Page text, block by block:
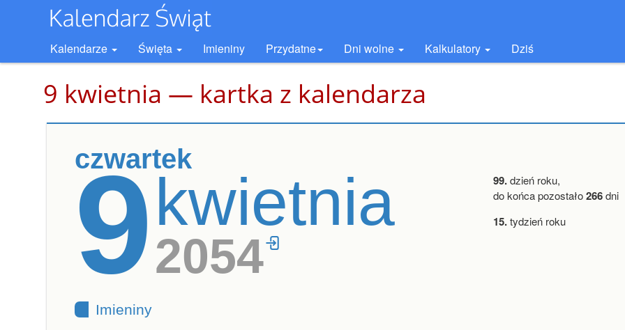
Kalendarze Święta Imieniny Przydatne Dni wolne Kalkulatory Dziś
9 kwietnia — kartka z kalendarza
czwartek
9kwietnia
2054
99.dzień roku,
do końca pozostało266dni
15.tydzień roku
Imieniny